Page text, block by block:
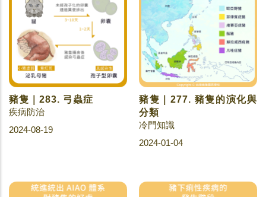
豬隻｜283. 弓蟲症
疾病防治
2024-08-19
豬隻｜277. 豬隻的演化與
分類
冷門知識
2024-01-04